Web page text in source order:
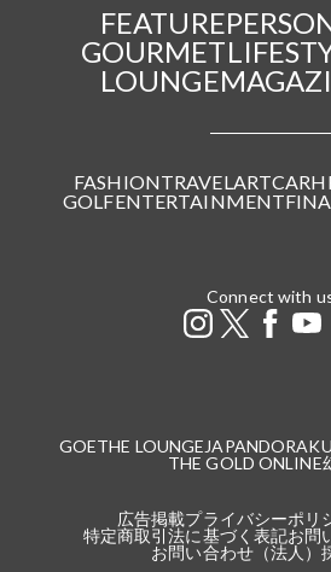
FEATURE
GOURMET
LOUNGE
FASHIONTRAVELARTCAR
GOLFENTERTAINMENT
Connect with
GOETHE LOUNGE JAPANDORAKU
THE GOLD ONLINE
広告掲載プライバシーポリ
特定商取引法に基づく表記お問
お問い合わせ（法人）